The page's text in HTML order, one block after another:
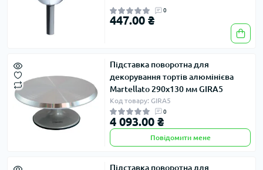
0
447.00 ₴
Підставка поворотна для
декорування тортів алюмінієва
Martellato 290х130 мм GIRA5
Код товару: GIRA5
0
4 093.00 ₴
Повідомити мене
Підставка поворотна для